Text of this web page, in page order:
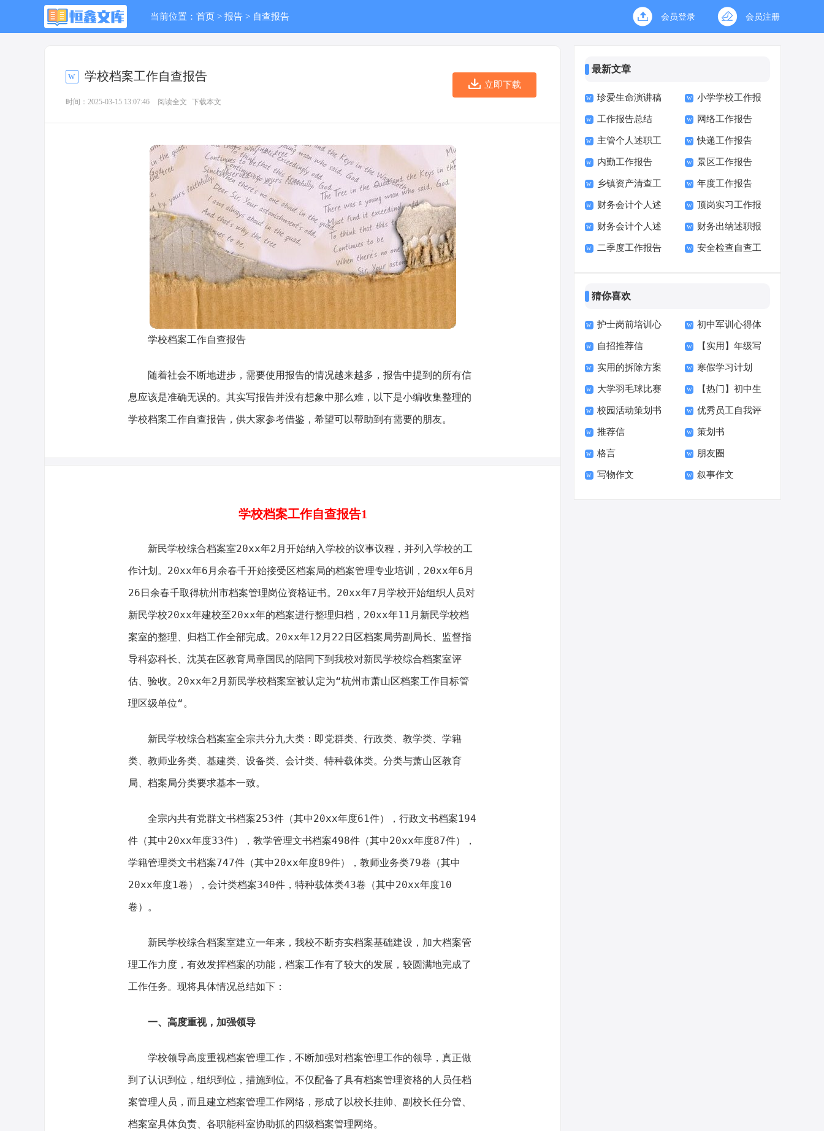
当前位置： 首页 > 报告 > 自查报告 会员登录 会员注册
学校档案工作自查报告
时间：2025-03-15 13:07:46 阅读全文 下载本文
立即下载
学校档案工作自查报告
随着社会不断地进步，需要使用报告的情况越来越多，报告中提到的所有信
息应该是准确无误的。其实写报告并没有想象中那么难，以下是小编收集整理的
学校档案工作自查报告，供大家参考借鉴，希望可以帮助到有需要的朋友。
学校档案工作自查报告1
新民学校综合档案室20xx年2月开始纳入学校的议事议程，并列入学校的工
作计划。20xx年6月余春千开始接受区档案局的档案管理专业培训，20xx年6月
26日余春千取得杭州市档案管理岗位资格证书。20xx年7月学校开始组织人员对
新民学校20xx年建校至20xx年的档案进行整理归档，20xx年11月新民学校档
案室的整理、归档工作全部完成。20xx年12月22日区档案局劳副局长、监督指
导科宓科长、沈英在区教育局章国民的陪同下到我校对新民学校综合档案室评
估、验收。20xx年2月新民学校档案室被认定为“杭州市萧山区档案工作目标管
理区级单位“。
新民学校综合档案室全宗共分九大类：即党群类、行政类、教学类、学籍
类、教师业务类、基建类、设备类、会计类、特种载体类。分类与萧山区教育
局、档案局分类要求基本一致。
全宗内共有党群文书档案253件（其中20xx年度61件），行政文书档案194
件（其中20xx年度33件），教学管理文书档案498件（其中20xx年度87件），
学籍管理类文书档案747件（其中20xx年度89件），教师业务类79卷（其中
20xx年度1卷），会计类档案340件，特种载体类43卷（其中20xx年度10
卷）。
新民学校综合档案室建立一年来，我校不断夯实档案基础建设，加大档案管
理工作力度，有效发挥档案的功能，档案工作有了较大的发展，较圆满地完成了
工作任务。现将具体情况总结如下：
一、高度重视，加强领导
学校领导高度重视档案管理工作，不断加强对档案管理工作的领导，真正做
到了认识到位，组织到位，措施到位。不仅配备了具有档案管理资格的人员任档
案管理人员，而且建立档案管理工作网络，形成了以校长挂帅、副校长任分管、
档案室具体负责、各职能科室协助抓的四级档案管理网络。
最新文章
珍爱生命演讲稿
(15篇)
小学学校工作报
告校长述职报告
工作报告总结 网络工作报告
主管个人述职工
作报告
快递工作报告
内勤工作报告 景区工作报告
乡镇资产清查工
作报告
年度工作报告
财务会计个人述
职报告7篇
顶岗实习工作报
告
财务会计个人述
职报告
财务出纳述职报
告
二季度工作报告 安全检查自查工
猜你喜欢
护士岗前培训心
得体会
初中军训心得体
会【精】
自招推荐信 【实用】年级写
人的作文300字集合
九篇
实用的拆除方案
四篇
寒假学习计划
【荐】
大学羽毛球比赛
的策划书
【热门】初中生
活的作文300字集锦
九篇
校园活动策划书
(通用15篇)
优秀员工自我评
价(15篇)
推荐信 策划书
格言 朋友圈
写物作文 叙事作文